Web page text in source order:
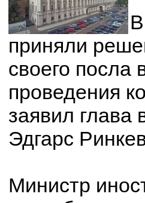
приняли
своего посла
проведения
заявил глава
Эдгарс
Министр